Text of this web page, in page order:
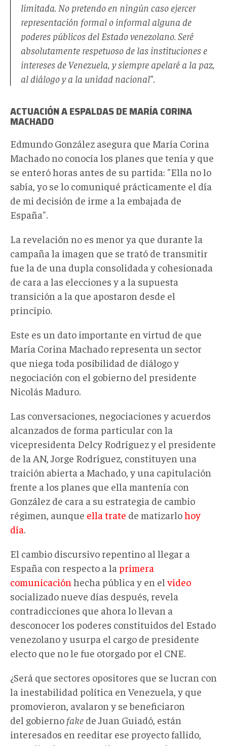
limitada. No pretendo en ningún caso ejercer
representación formal o informal alguna de
poderes públicos del Estado venezolano. Seré
absolutamente respetuoso de las instituciones e
intereses de Venezuela, y siempre apelaré a la paz,
al diálogo y a la unidad nacional".
ACTUACIÓN A ESPALDAS DE MARÍA CORINA
MACHADO
Edmundo González asegura que María Corina
Machado no conocía los planes que tenía y que
se enteró horas antes de su partida: "Ella no lo
sabía, yo se lo comuniqué prácticamente el día
de mi decisión de irme a la embajada de
España".
La revelación no es menor ya que durante la
campaña la imagen que se trató de transmitir
fue la de una dupla consolidada y cohesionada
de cara a las elecciones y a la supuesta
transición a la que apostaron desde el
principio.
Este es un dato importante en virtud de que
María Corina Machado representa un sector
que niega toda posibilidad de diálogo y
negociación con el gobierno del presidente
Nicolás Maduro.
Las conversaciones, negociaciones y acuerdos
alcanzados de forma particular con la
vicepresidenta Delcy Rodríguez y el presidente
de la AN, Jorge Rodríguez, constituyen una
traición abierta a Machado, y una capitulación
frente a los planes que ella mantenía con
González de cara a su estrategia de cambio
régimen, aunque ella trate de matizarlohoy
día.
El cambio discursivo repentino al llegar a
España con respecto a la primera
comunicación hecha pública y en elvideo
socializado nueve días después, revela
contradicciones que ahora lo llevan a
desconocer los poderes constituidos del Estado
venezolano y usurpa el cargo de presidente
electo que no le fue otorgado por el CNE.
¿Será que sectores opositores que se lucran con
la inestabilidad política en Venezuela, y que
promovieron, avalaron y se beneficiaron
del gobierno fake de Juan Guiadó, están
interesados en reeditar ese proyecto fallido,